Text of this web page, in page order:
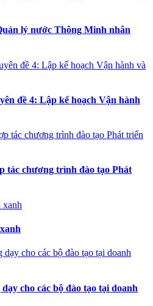
lý nước Thông Minh nhân
đề 4: Lập kế hoạch Vận hành
tác chương trình đào tạo Phát
cho các bộ đào tạo tại doanh